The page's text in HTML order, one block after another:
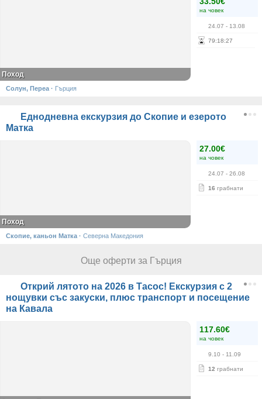
на човек
24.07 - 13.08
79:18:27
Поход
Солун, Переа · Гърция
Еднодневна екскурзия до Скопие и езерото
Матка
27.00€
на човек
24.07 - 26.08
16 грабнати
Поход
Скопие, каньон Матка · Северна Македония
Още оферти за Гърция
Открий лятото на 2026 в Тасос! Екскурзия с 2
нощувки със закуски, плюс транспорт и посещение
на Кавала
117.60€
на човек
9.10 - 11.09
12 грабнати